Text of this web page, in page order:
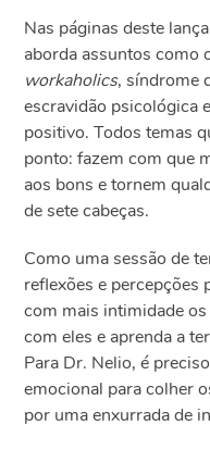
Nas páginas deste
aborda assuntos como
workaholics, síndrome
escravidão psicológica
positivo. Todos temas
ponto: fazem com que
aos bons e tornem
de sete cabeças.
Como uma sessão de
reflexões e percepções
com mais intimidade
com eles e aprenda a
Para Dr. Nelio, é
emocional para colher
por uma enxurrada de